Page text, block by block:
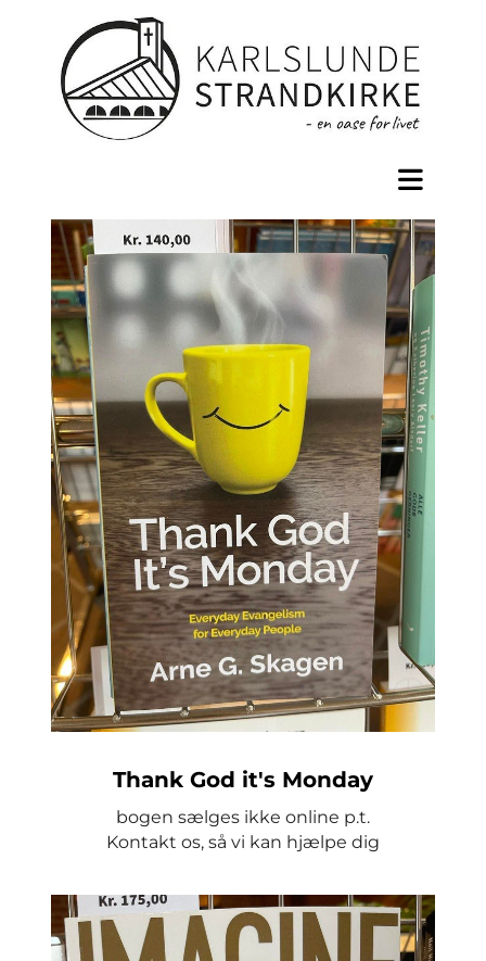
Thank God it's Monday
bogen sælges ikke online p.t.
Kontakt os, så vi kan hjælpe dig